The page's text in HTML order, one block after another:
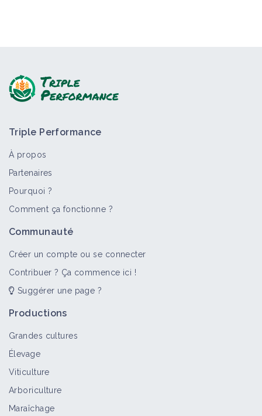
Triple Performance
À propos
Partenaires
Pourquoi ?
Comment ça fonctionne ?
Communauté
Créer un compte ou se connecter
Contribuer ? Ça commence ici !
Suggérer une page ?
Productions
Grandes cultures
Élevage
Viticulture
Arboriculture
Maraîchage